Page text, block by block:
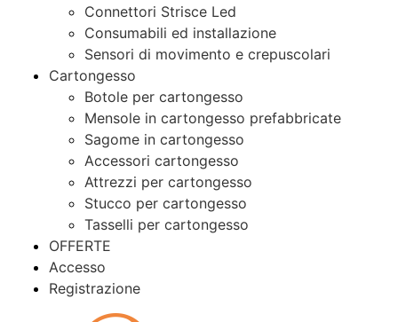
Connettori Strisce Led
Consumabili ed installazione
Sensori di movimento e crepuscolari
Cartongesso
Botole per cartongesso
Mensole in cartongesso prefabbricate
Sagome in cartongesso
Accessori cartongesso
Attrezzi per cartongesso
Stucco per cartongesso
Tasselli per cartongesso
OFFERTE
Accesso
Registrazione